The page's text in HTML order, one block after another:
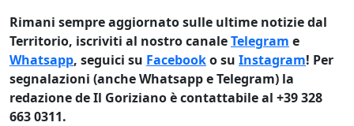
Rimani sempre aggiornato sulle ultime notizie dal
Territorio, iscriviti al nostro canaleTelegram e
Whatsapp, seguici su Facebooko su Instagram! Per
segnalazioni (anche Whatsapp e Telegram) la
redazione de Il Goriziano è contattabile al +39 328
663 0311.